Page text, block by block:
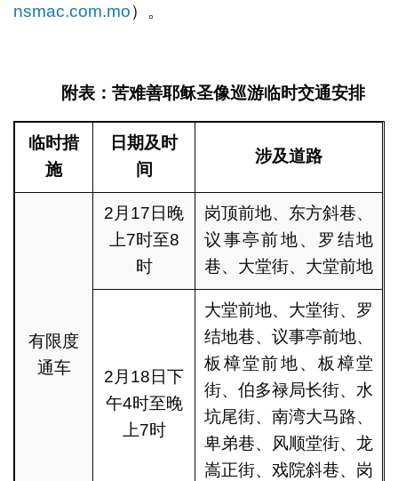
nsmac.com.mo）。
附表：苦难善耶稣圣像巡游临时交通安排
临时措
施
日期及时
间
涉及道路
有限度
通车
2月17日晚
上7时至8
时
岗顶前地、东方斜巷、
议事亭前地、罗结地
巷、大堂街、大堂前地
2月18日下
午4时至晚
上7时
大堂前地、大堂街、罗
结地巷、议事亭前地、
板樟堂前地、板樟堂
街、伯多禄局长街、水
坑尾街、南湾大马路、
卑弟巷、风顺堂街、龙
嵩正街、戏院斜巷、岗